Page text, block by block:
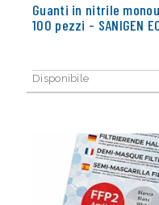
Guanti in nitrile
100 pezzi - SANIGEN
Disponibile